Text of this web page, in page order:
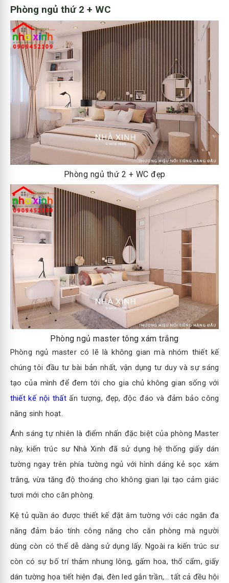
Phòng ngủ thứ 2 + WC
Phòng ngủ thứ 2 + WC đẹp
Phòng ngủ master tông xám trắng
Phòng ngủ master có lẽ là không gian mà nhóm thiết kế
chúng tôi đầu tư bài bản nhất, vận dụng tư duy và sự sáng
tạo của mình để đem tới cho gia chủ không gian sống với
thiết kế nội thấtấn tượng, đẹp, độc đáo và đảm bảo công
năng sinh hoạt.
Ánh sáng tự nhiên là điểm nhấn đặc biệt của phòng Master
này, kiến trúc sư Nhà Xinh đã sử dụng hệ thống giấy dán
tường ngay trên phía tường ngủ với hình dáng kẻ sọc xám
trắng, vừa tăng độ thoáng cho không gian lại tạo cảm giác
tươi mới cho căn phòng.
Kệ tủ quần áo được thiết kế đặt âm tường với các ngăn đa
năng đảm bảo tính công năng cho căn phòng mà người
dùng còn có thể dễ dàng sử dụng lấy. Ngoài ra kiến trúc sư
còn có sự bố trí thảm nhung lông, gấm hoa, thổ cẩm, giấy
dán tường họa tiết hiện đại, đèn led gắn trần,… tất cả đều hội